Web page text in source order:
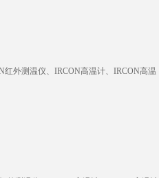
外测温仪、IRCON高温计、IRCON高温